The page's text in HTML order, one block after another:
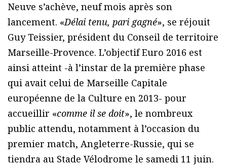
Neuve s’achève, neuf mois après son
lancement. «Délai tenu, pari gagné», se réjouit
Guy Teissier, président du Conseil de territoire
Marseille-Provence. L’objectif Euro 2016 est
ainsi atteint -à l’instar de la première phase
qui avait celui de Marseille Capitale
européenne de la Culture en 2013- pour
accueillir «comme il se doit», le nombreux
public attendu, notamment à l’occasion du
premier match, Angleterre-Russie, qui se
tiendra au Stade Vélodrome le samedi 11 juin.